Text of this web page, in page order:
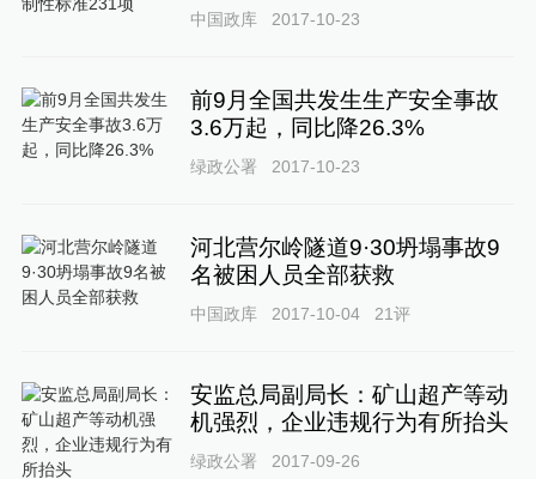
中国政库 2017-10-23
前9月全国共发生生产安全事故
3.6万起，同比降26.3%
绿政公署 2017-10-23
河北营尔岭隧道9·30坍塌事故9
名被困人员全部获救
中国政库 2017-10-04 21评
安监总局副局长：矿山超产等动
机强烈，企业违规行为有所抬头
绿政公署 2017-09-26